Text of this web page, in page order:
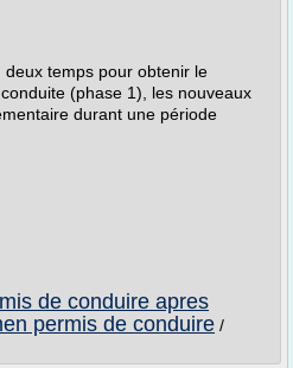
temps pour obtenir le
(phase 1), les nouveaux
durant une période
de conduire apres
permis de conduire /